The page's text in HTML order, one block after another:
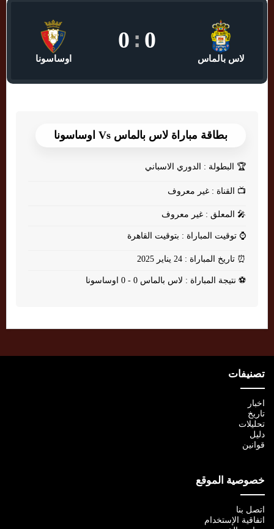
لاس بالماس
0
:
0
اوساسونا
بطاقة مباراة لاس بالماس Vs اوساسونا
🏆 البطولة : الدوري الاسباني
📺 القناة : غير معروف
🎤 المعلق : غير معروف
⌚ توقيت المباراة : بتوقيت القاهرة
⏰ تاريخ المباراة : 24 يناير 2025
⚽ نتيجة المباراة : لاس بالماس 0 - 0 اوساسونا
تصنيفات
اخبار
تاريخ
تحليلات
دليل
قوانين
خصوصية الموقع
اتصل بنا
اتفاقية الإستخدام